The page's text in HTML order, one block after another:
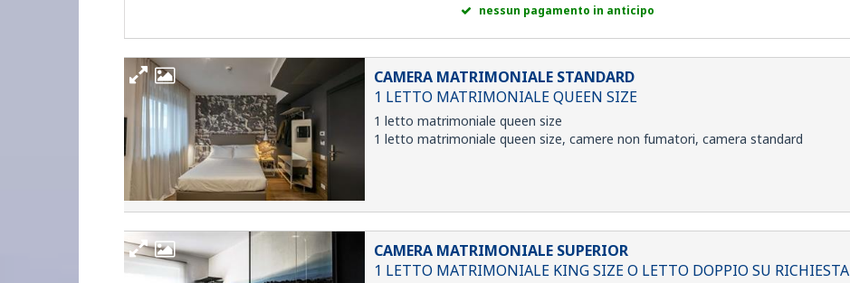
nessun pagamento in anticipo
CAMERA MATRIMONIALE STANDARD
1 LETTO MATRIMONIALE QUEEN SIZE
1 letto matrimoniale queen size
1 letto matrimoniale queen size, camere non fumatori, camera standard
CAMERA MATRIMONIALE SUPERIOR
1 LETTO MATRIMONIALE KING SIZE O LETTO DOPPIO SU RICHIESTA